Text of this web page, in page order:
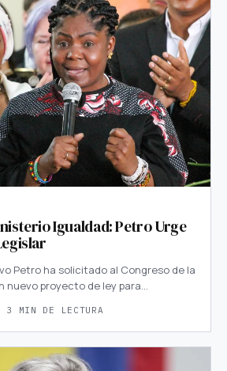
Igualdad: Petro Urge
Petro ha solicitado al Congreso de la
nuevo proyecto de ley para…
MIN DE LECTURA